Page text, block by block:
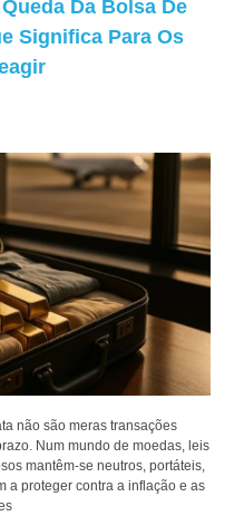
Queda Da Bolsa De
Significa Para Os
não são meras transações
Num mundo de moedas, leis
mantêm-se neutros, portáteis,
a proteger contra a inflação e as